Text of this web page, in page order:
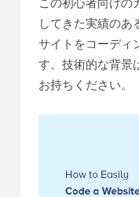
してきた実績の
サイトをコーディ
す。技術的な背景
お持ちください。